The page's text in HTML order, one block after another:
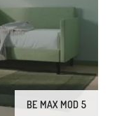
BE MAX MOD 5